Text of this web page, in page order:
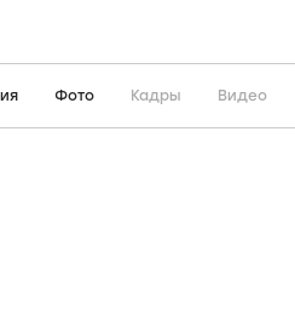
Фото Кадры Видео